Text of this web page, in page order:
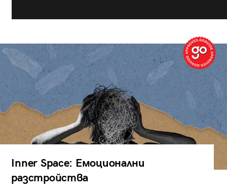
Inner Space: Емоционални
разстройства